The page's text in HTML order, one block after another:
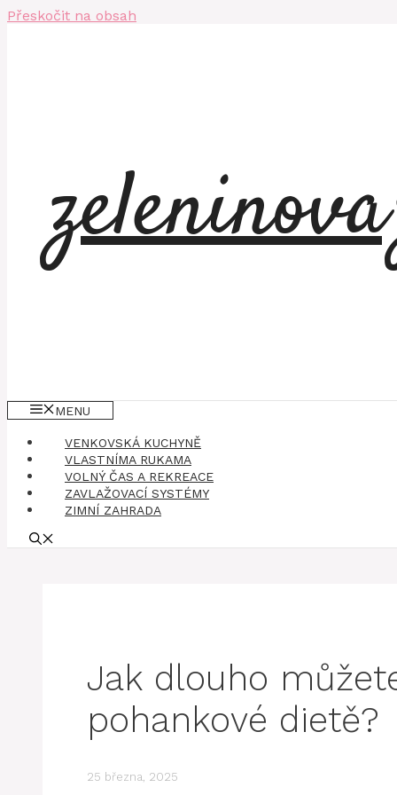
Přeskočit na obsah
MENU
VENKOVSKÁ KUCHYNĚ
VLASTNÍMA RUKAMA
VOLNÝ ČAS A REKREACE
ZAVLAŽOVACÍ SYSTÉMY
ZIMNÍ ZAHRADA
Jak dlouho
pohankové dietě?
25 března, 2025